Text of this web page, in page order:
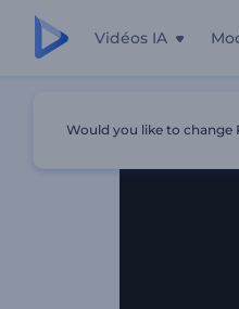
Vidéos IA
Would you like to change